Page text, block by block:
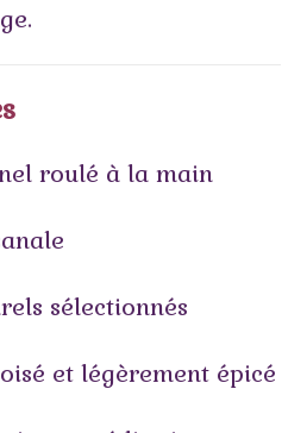
roulé à la main
sélectionnés
et légèrement épicé